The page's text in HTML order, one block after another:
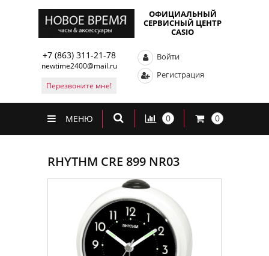
ОФИЦИАЛЬНЫЙ
СЕРВИСНЫЙ ЦЕНТР
CASIO
+7 (863) 311-21-78
newtime2400@mail.ru
Перезвоните мне!
Войти
Регистрация
МЕНЮ 0 0
RHYTHM CRE 899 NR03